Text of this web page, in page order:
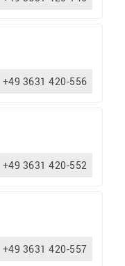
+49 3631 420-556
+49 3631 420-552
+49 3631 420-557